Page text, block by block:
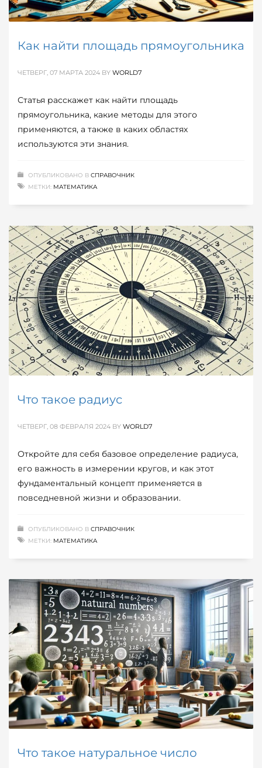
Как найти площадь прямоугольника
ЧЕТВЕРГ, 07 МАРТА 2024 BY WORLD7
Статья расскажет как найти площадь
прямоугольника, какие методы для этого
применяются, а также в каких областях
используются эти знания.
ОПУБЛИКОВАНО В СПРАВОЧНИК
МЕТКИ: МАТЕМАТИКА
Что такое радиус
ЧЕТВЕРГ, 08 ФЕВРАЛЯ 2024 BY WORLD7
Откройте для себя базовое определение радиуса,
его важность в измерении кругов, и как этот
фундаментальный концепт применяется в
повседневной жизни и образовании.
ОПУБЛИКОВАНО В СПРАВОЧНИК
МЕТКИ: МАТЕМАТИКА
Что такое натуральное число